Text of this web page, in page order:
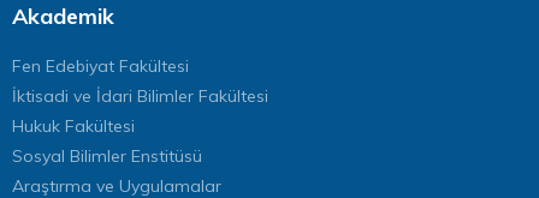
Akademik
Fen Edebiyat Fakültesi
İktisadi ve İdari Bilimler Fakültesi
Hukuk Fakültesi
Sosyal Bilimler Enstitüsü
Araştırma ve Uygulamalar